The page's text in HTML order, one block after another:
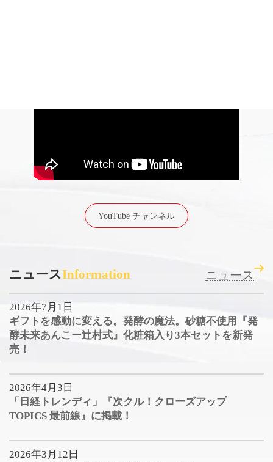
YouTube チャンネル
ニュースInformation ニュース
2026年7月1日
ギフトを感動に変える。発酵の魔法。砂糖不使用『発
酵未来あんこー辻村式』化粧箱入り3本セットを新発
売！
2026年4月3日
「日経トレンディ」『次クル！クローズアップ
TOPICS 最前線』に掲載！
2026年3月12日